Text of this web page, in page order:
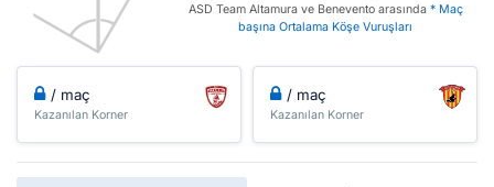
ASD Team Altamura ve Benevento arasında * Maç
başına Ortalama Köşe Vuruşları
/ maç
Kazanılan Korner
/ maç
Kazanılan Korner